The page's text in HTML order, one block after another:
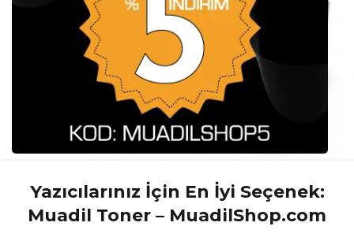
Yazıcılarınız İçin En İyi Seçenek:
Muadil Toner – MuadilShop.com